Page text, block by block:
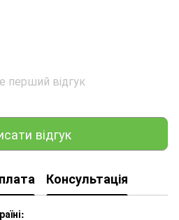
перший відгук
відгук
Консультація